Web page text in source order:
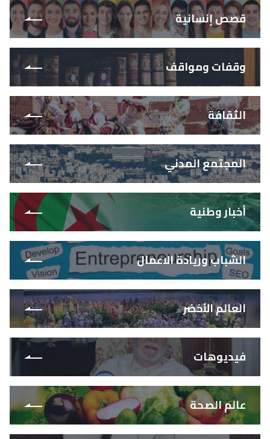
قصص إنسانية
وقفات ومواقف
الثقافة
المجتمع المدني
أخبار وطنية
الشباب وريادة الاعمال
العالم الأخضر
فيديوهات
عالم الصحة